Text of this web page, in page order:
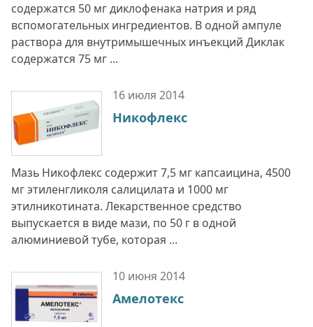
содержатся 50 мг диклофенака натрия и ряд
вспомогательных ингредиентов. В одной ампуле
раствора для внутримышечных инъекций Диклак
содержатся 75 мг ...
16 июля 2014
Никофлекс
Мазь Никофлекс содержит 7,5 мг капсаицина, 4500
мг этиленгликоля салицилата и 1000 мг
этилникотината. Лекарственное средство
выпускается в виде мази, по 50 г в одной
алюминиевой тубе, которая ...
10 июня 2014
Амелотекс